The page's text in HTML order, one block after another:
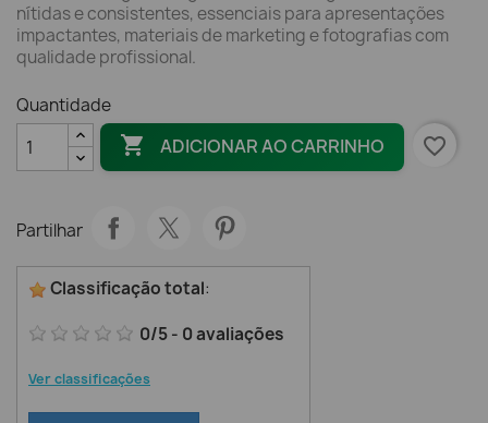
nítidas e consistentes, essenciais para apresentações
impactantes, materiais de marketing e fotografias com
qualidade profissional.
Quantidade
 ADICIONAR AO CARRINHO favorite_border
Partilhar
Classificação total:
0/5- 0avaliações
Ver classificações